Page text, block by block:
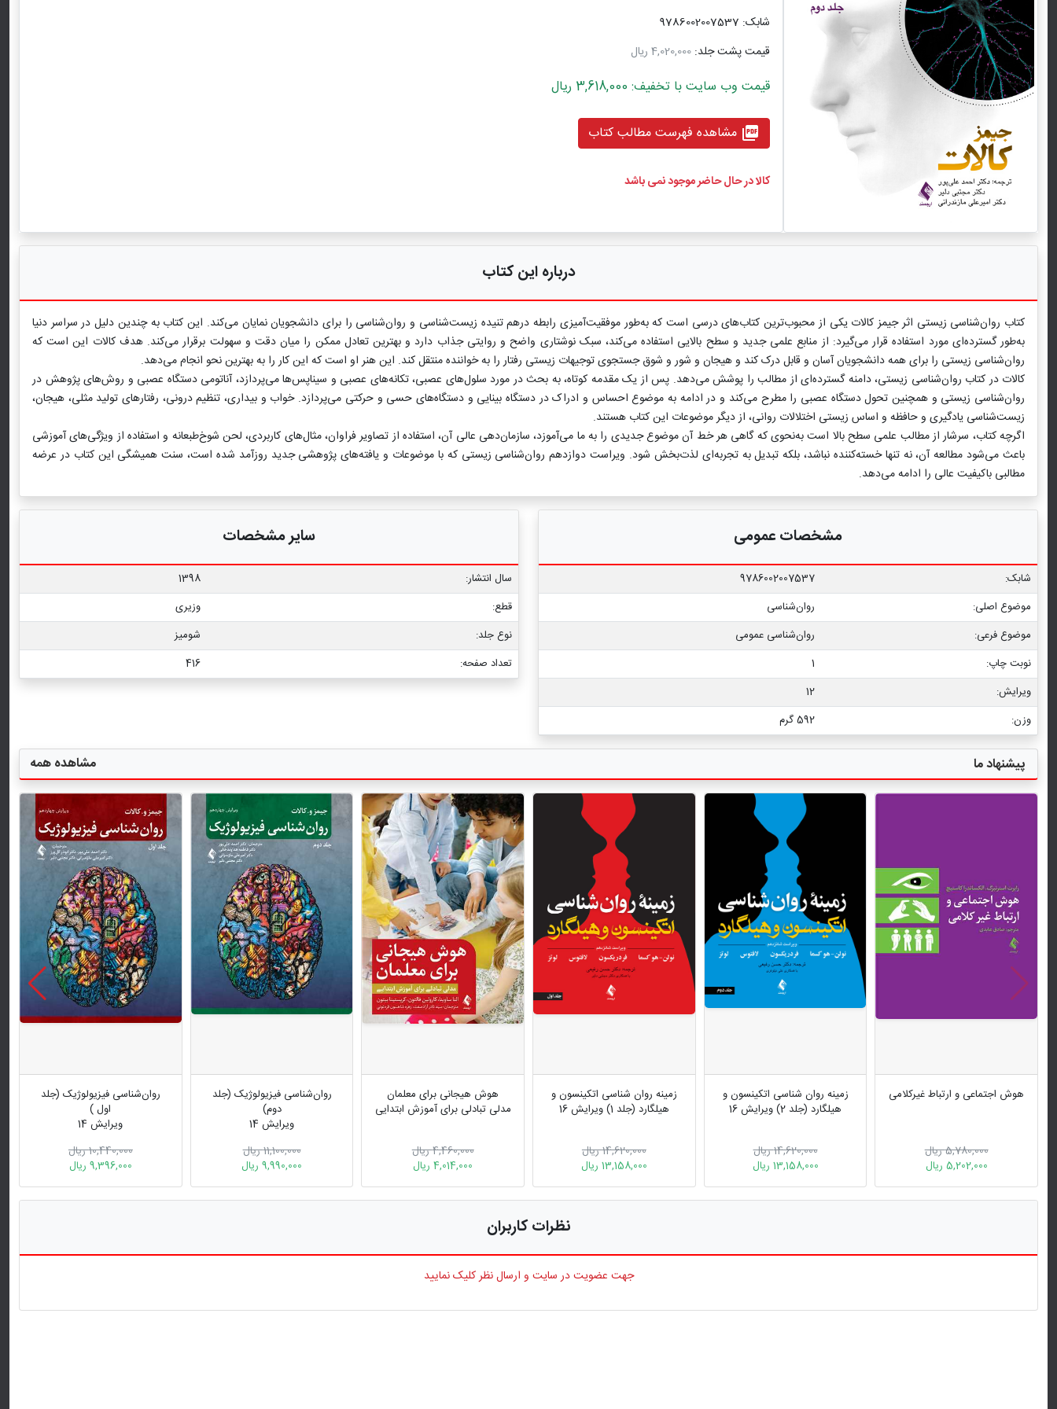
شابک: 9786002007537
قیمت پشت جلد: 4,020,000 ریال
قیمت وب سایت با تخفیف: 3,618,000 ریال
picture_as_pdf مشاهده فهرست مطالب کتاب
کالا در حال حاضر موجود نمی باشد
درباره این کتاب
کتاب روان‌شناسی زیستی اثر جیمز کالات یکی از محبوب‌ترین کتاب‌های درسی است که به‌طور موفقیت‌آمیزی رابطه درهم تنیده زیست‌شناسی و روان‌شناسی را برای دانشجویان نمایان می‌کند. این کتاب به چندین دلیل در سراسر دنیا
به‌طور گسترده‌ای مورد استفاده قرار می‌گیرد: از منابع علمی جدید و سطح بالایی استفاده می‌کند، سبک نوشتاری واضح و روایتی جذاب دارد و بهترین تعادل ممکن را میان دقت و سهولت برقرار می‌کند. هدف کالات این است که
روان‌شناسی زیستی را برای همه دانشجویان آسان و قابل درک کند و هیجان و شور و شوق جستجوی توجیهات زیستی رفتار را به خواننده منتقل کند. این هنر او است که این کار را به بهترین نحو انجام می‌دهد.
کالات در کتاب روان‌شناسی زیستی، دامنه گسترده‌ای از مطالب را پوشش می‌دهد. پس از یک مقدمه کوتاه، به بحث در مورد سلول‌های عصبی، تکانه‌های عصبی و سیناپس‌ها می‌پردازد، آناتومی دستگاه عصبی و روش‌های پژوهش در
روان‌شناسی زیستی و همچنین تحول دستگاه عصبی را مطرح می‌کند و در ادامه به موضوع احساس و ادراک در دستگاه‌ بینایی و دستگاه‌های حسی و حرکتی می‌پردازد. خواب و بیداری، تنظیم درونی، رفتارهای تولید مثلی، هیجان،
زیست‌شناسی یادگیری و حافظه و اساس زیستی اختلالات روانی، از دیگر موضوعات این کتاب هستند.
اگرچه کتاب، سرشار از مطالب علمی سطح بالا است به‌نحوی که گاهی هر خط آن موضوع جدیدی را به ما می‌آموزد، سازمان‌دهی عالی آن، استفاده از تصاویر فراوان، مثال‌های کاربردی، لحن شوخ‌طبعانه و استفاده از ویژگی‌های آموزشی
باعث می‌شود مطالعه آن، نه تنها خسته‌کننده نباشد، بلکه تبدیل به تجربه‌ای لذت‌بخش شود. ویراست دوازدهم روان‌شناسی زیستی که با موضوعات و یافته‌های پژوهشی جدید روزآمد شده است، سنت همیشگی این کتاب در عرضه
مطالبی باکیفیت عالی را ادامه می‌دهد.
مشخصات عمومی
شابک:
9786002007537
موضوع اصلی:
روان‌شناسی
موضوع فرعی:
روان‏‌شناسی عمومی
نوبت چاپ:
1
ویرایش:
12
وزن:
592 گرم
سایر مشخصات
سال انتشار:
1398
قطع:
وزیری
نوع جلد:
شومیز
تعداد صفحه:
416
پیشنهاد ما مشاهده همه
هوش اجتماعی و ارتباط غیر‌کلامی
5,780,000 ریال
5,202,000 ریال
زمینه روان شناسی اتکینسون و
هیلگارد (جلد 2) ویرایش 16
14,620,000 ریال
13,158,000 ریال
زمینه روان شناسی اتکینسون و
هیلگارد (جلد 1) ویرایش 16
14,620,000 ریال
13,158,000 ریال
هوش هیجانی برای معلمان
مدلی تبادلی برای آموزش ابتدایی
4,460,000 ریال
4,014,000 ریال
روان‌شناسی فیزیولوژیک (جلد
دوم)
ویرایش 14
11,100,000 ریال
9,990,000 ریال
روان‌شناسی فیزیولوژیک (جلد
اول )
ویرایش 14
10,440,000 ریال
9,396,000 ریال
نظرات کاربران
جهت عضویت در سایت و ارسال نظر کلیک نمایید